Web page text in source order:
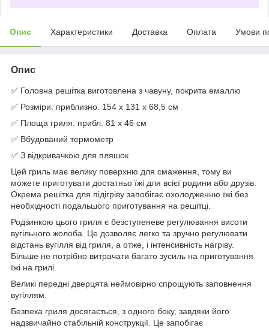
Опис Характеристики Доставка Оплата Умови
Опис
✅ Головна решітка виготовлена ​​з чавуну, покрита емаллю
✅ Розміри: приблизно. 154 x 131 x 68,5 см
✅ Площа гриля: прибл. 81 х 46 см
✅ Вбудований термометр
✅ З відкривачкою для пляшок
Цей гриль має велику поверхню для смаження, тому ви
можете приготувати достатньо їжі для всієї родини або друзів.
Окрема решітка для підігріву запобігає охолодженню їжі без
необхідності подальшого приготування на решітці.
Родзинкою цього гриля є безступеневе регулювання висоти
вугільного жолоба. Це дозволяє легко та зручно регулювати
відстань вугілля від гриля, а отже, і інтенсивність нагріву.
Більше не потрібно витрачати багато зусиль на приготування
їжі на грилі.
Великі передні дверцята неймовірно спрощують заповнення
вугіллям.
Безпека гриля досягається, з одного боку, завдяки його
надзвичайно стабільній конструкції. Це запобігає